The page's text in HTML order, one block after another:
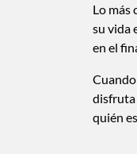
Lo más
su vida
en el
disfruta
quién